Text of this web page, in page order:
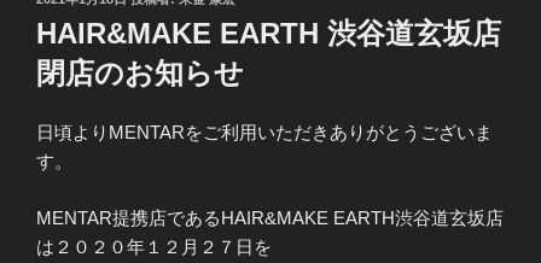
日:
HAIR&MAKE EARTH 渋谷道玄坂店
閉店のお知らせ
日頃よりMENTARをご利用いただきありがとうございま
す。
MENTAR提携店であるHAIR&MAKE EARTH渋谷道玄坂店
は２０２０年１２月２７日を